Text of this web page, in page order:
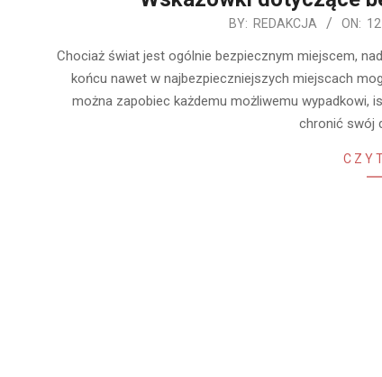
BY: REDAKCJA ON:
Chociaż świat jest ogólnie bezpiecznym miejscem,
końcu nawet w najbezpieczniejszych miejscach
można zapobiec każdemu możliwemu wypadkowi,
chronić swój